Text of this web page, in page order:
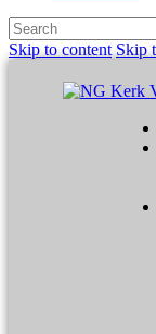
Skip to content Skip